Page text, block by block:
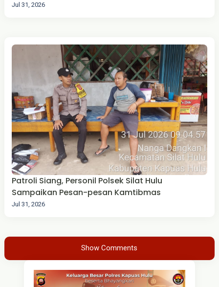
Jul 31, 2026
Patroli Siang, Personil Polsek Silat Hulu
Sampaikan Pesan-pesan Kamtibmas
Jul 31, 2026
Show Comments